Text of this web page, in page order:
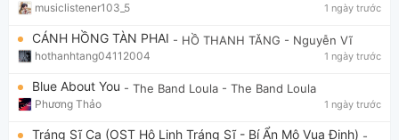
musiclistener103_5 1 ngày trước
CÁNH HỒNG TÀN PHAI - HỒ THANH TĂNG - Nguyễn Vĩ
hothanhtang04112004 1 ngày trước
Blue About You - The Band Loula - The Band Loula
Phương Thảo 1 ngày trước
Tráng Sĩ Ca (OST Hộ Linh Tráng Sĩ - Bí Ẩn Mộ Vua Đinh) -